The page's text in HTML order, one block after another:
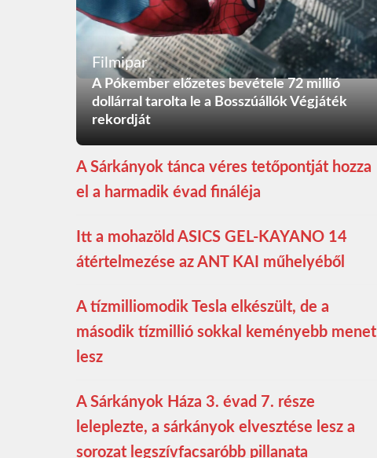
Filmipar
A Pókember előzetes bevétele 72 millió
dollárral tarolta le a Bosszúállók Végjáték
rekordját
A Sárkányok tánca véres tetőpontját hozza
el a harmadik évad fináléja
Itt a mohazöld ASICS GEL-KAYANO 14
átértelmezése az ANT KAI műhelyéből
A tízmilliomodik Tesla elkészült, de a
második tízmillió sokkal keményebb menet
lesz
A Sárkányok Háza 3. évad 7. része
leleplezte, a sárkányok elvesztése lesz a
sorozat legszívfacsaróbb pillanata